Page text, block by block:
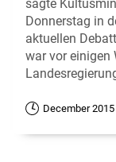
sagte
Donnerstag in
aktuellen
war vor einigen
December 2015